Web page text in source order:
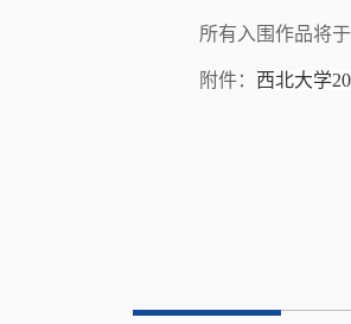
所有入围作品将于4
附件： 西北大学